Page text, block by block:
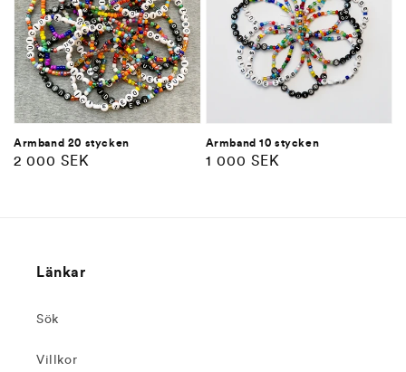
Armband 20 stycken
Ordinarie
2 000 SEK
Armband 10 stycken
Ordinarie
1 000 SEK
Länkar
Sök
Villkor